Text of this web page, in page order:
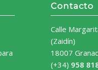
Contacto
Calle
(Zaidín)
18007
(+34) 958